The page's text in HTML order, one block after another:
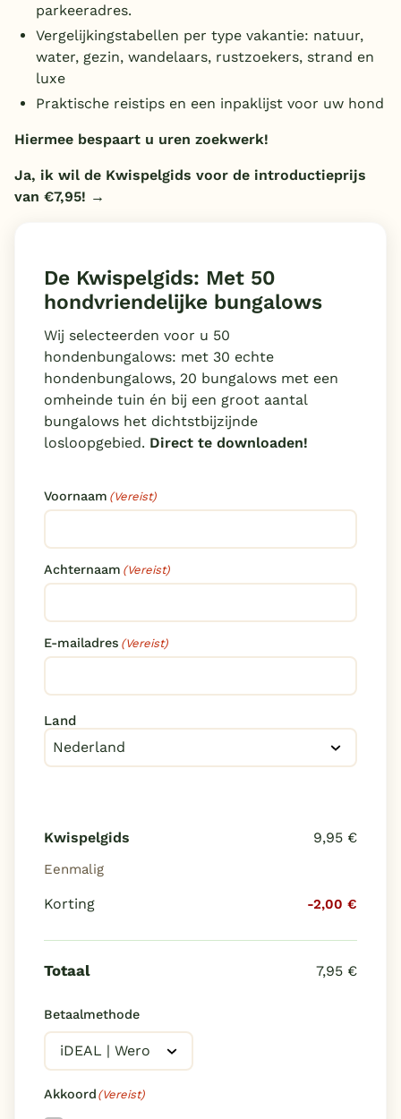
Onze e-boeken
parkeeradres.
Vergelijkingstabellen per type vakantie: natuur,
water, gezin, wandelaars, rustzoekers, strand en
luxe
Praktische reistips en een inpaklijst voor uw hond
Hiermee bespaart u uren zoekwerk!
Ja, ik wil de Kwispelgids voor de introductieprijs
van €7,95! →
De Kwispelgids: Met 50
hondvriendelijke bungalows
Wij selecteerden voor u 50
hondenbungalows: met 30 echte
hondenbungalows, 20 bungalows met een
omheinde tuin én bij een groot aantal
bungalows het dichtstbijzijnde
losloopgebied. Direct te downloaden!
Voornaam (Vereist)
Achternaam (Vereist)
E-mailadres (Vereist)
Adres
Land
Kwispelgids
Eenmalig
Korting -2,00 €
Totaal
Betaalmethode
Akkoord (Vereist)